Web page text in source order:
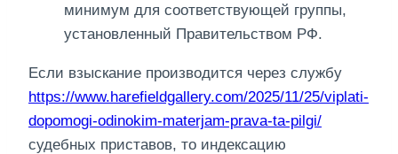
минимум для соответствующей группы,
установленный Правительством РФ.
Если взыскание производится через службу
https://www.harefieldgallery.com/2025/11/25/viplati-
dopomogi-odinokim-materjam-prava-ta-pilgi/
судебных приставов, то индексацию